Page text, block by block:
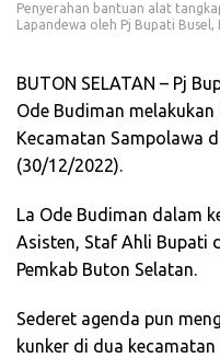
Penyerahan bantuan alat
Lapandewa oleh Pj Bupati
BUTON SELATAN – Pj
Ode Budiman
Kecamatan Sampolawa
(30/12/2022).
La Ode Budiman dalam
Asisten, Staf Ahli Bupati
Pemkab Buton Selatan.
Sederet agenda pun
kunker di dua